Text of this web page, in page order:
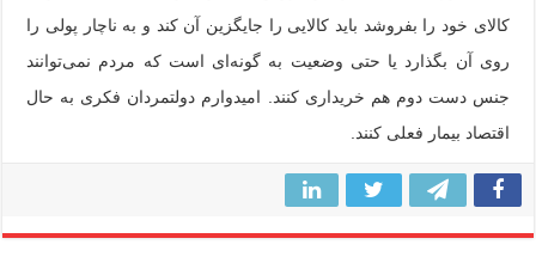
کالای خود را بفروشد باید کالایی را جایگزین آن کند و به ناچار پولی را
روی آن بگذارد یا حتی وضعیت به گونه‌ای است که مردم نمی‌توانند
جنس دست دوم هم خریداری کنند. امیدوارم دولتمردان فکری به حال
اقتصاد بیمار فعلی کنند.